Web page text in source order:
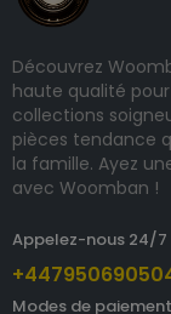
Découvrez
haute qualité
collections
pièces tendance
la famille. Ayez
avec Woomban !
Appelez-nous 24/7
Modes de paiement